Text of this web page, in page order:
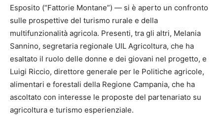
Esposito (“Fattorie Montane”) — si è aperto un confronto
sulle prospettive del turismo rurale e della
multifunzionalità agricola. Presenti, tra gli altri, Melania
Sannino, segretaria regionale UIL Agricoltura, che ha
esaltato il ruolo delle donne e dei giovani nel progetto, e
Luigi Riccio, direttore generale per le Politiche agricole,
alimentari e forestali della Regione Campania, che ha
ascoltato con interesse le proposte del partenariato su
agricoltura e turismo esperienziale.